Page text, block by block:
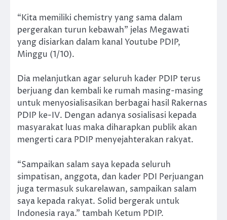
“Kita memiliki chemistry yang sama dalam
pergerakan turun kebawah” jelas Megawati
yang disiarkan dalam kanal Youtube PDIP,
Minggu (1/10).
Dia melanjutkan agar seluruh kader PDIP terus
berjuang dan kembali ke rumah masing-masing
untuk menyosialisasikan berbagai hasil Rakernas
PDIP ke-IV. Dengan adanya sosialisasi kepada
masyarakat luas maka diharapkan publik akan
mengerti cara PDIP menyejahterakan rakyat.
“Sampaikan salam saya kepada seluruh
simpatisan, anggota, dan kader PDI Perjuangan
juga termasuk sukarelawan, sampaikan salam
saya kepada rakyat. Solid bergerak untuk
Indonesia raya.” tambah Ketum PDIP.